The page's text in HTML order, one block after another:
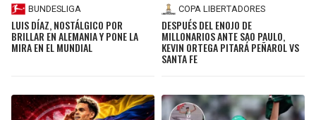
BUNDESLIGA
LUIS DÍAZ, NOSTÁLGICO POR
BRILLAR EN ALEMANIA Y PONE LA
MIRA EN EL MUNDIAL
COPA LIBERTADORES
DESPUÉS DEL ENOJO DE
MILLONARIOS ANTE SAO PAULO,
KEVIN ORTEGA PITARÁ PEÑAROL VS
SANTA FE